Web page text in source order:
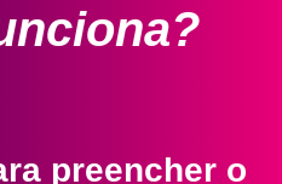
preencher o